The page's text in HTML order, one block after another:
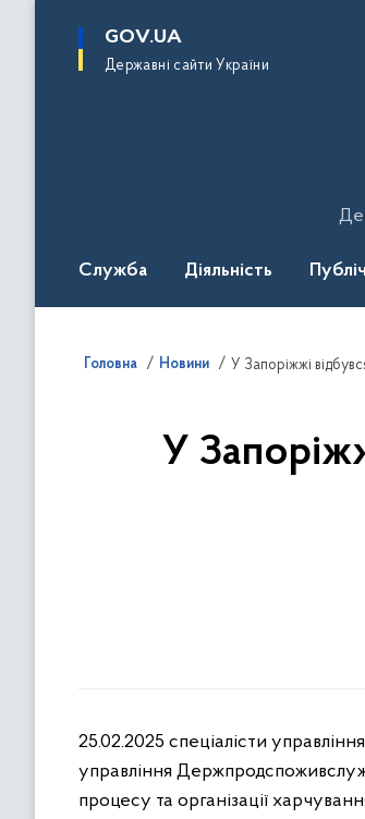
основного
GOV.UA
Державні сайти України
Служба Діяльність
Головна Новини У Запоріжжі
У
25.02.2025 спеціалісти
управління
процесу та організації